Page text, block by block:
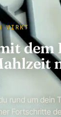
WIRKT
dem
rund um dein
Fortschritte